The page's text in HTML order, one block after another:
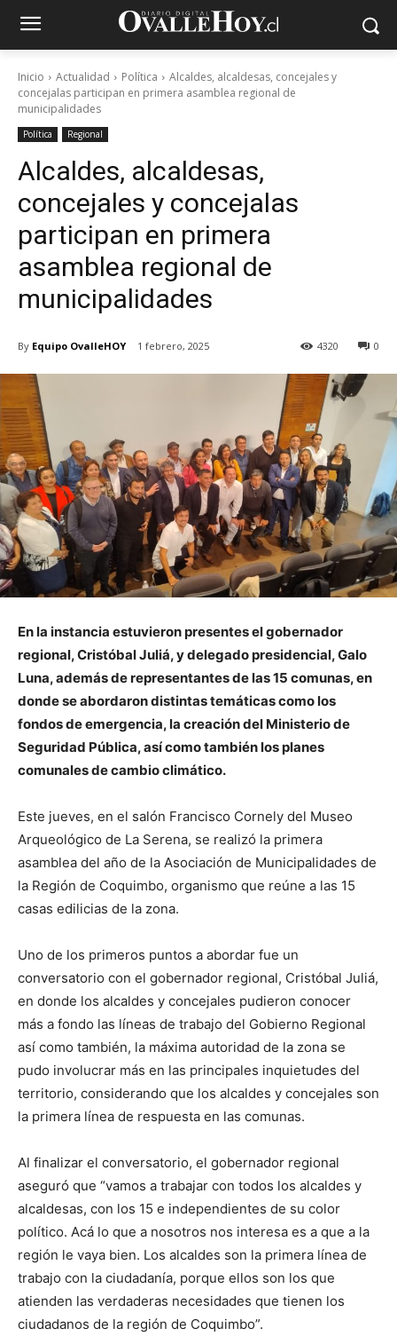
Inicio Actualidad Política
Alcaldes, alcaldesas, concejales y
concejalas participan en primera asamblea regional de
municipalidades
Política Regional
Alcaldes, alcaldesas,
concejales y concejalas
participan en primera
asamblea regional de
municipalidades
By Equipo OvalleHOY 1 febrero, 2025 0
4320
En la instancia estuvieron presentes el gobernador
regional, Cristóbal Juliá, y delegado presidencial, Galo
Luna, además de representantes de las 15 comunas, en
donde se abordaron distintas temáticas como los
fondos de emergencia, la creación del Ministerio de
Seguridad Pública, así como también los planes
comunales de cambio climático.
Este jueves, en el salón Francisco Cornely del Museo
Arqueológico de La Serena, se realizó la primera
asamblea del año de la Asociación de Municipalidades de
la Región de Coquimbo, organismo que reúne a las 15
casas edilicias de la zona.
Uno de los primeros puntos a abordar fue un
conversatorio con el gobernador regional, Cristóbal Juliá,
en donde los alcaldes y concejales pudieron conocer
más a fondo las líneas de trabajo del Gobierno Regional
así como también, la máxima autoridad de la zona se
pudo involucrar más en las principales inquietudes del
territorio, considerando que los alcaldes y concejales son
la primera línea de respuesta en las comunas.
Al finalizar el conversatorio, el gobernador regional
aseguró que “vamos a trabajar con todos los alcaldes y
alcaldesas, con los 15 e independientes de su color
político. Acá lo que a nosotros nos interesa es a que a la
región le vaya bien. Los alcaldes son la primera línea de
trabajo con la ciudadanía, porque ellos son los que
atienden las verdaderas necesidades que tienen los
ciudadanos de la región de Coquimbo”.